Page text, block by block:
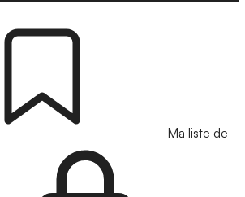
Ma liste de